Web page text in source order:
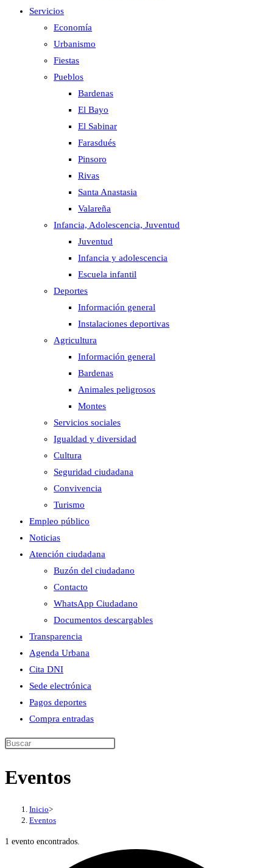
Servicios
Economía
Urbanismo
Fiestas
Pueblos
Bardenas
El Bayo
El Sabinar
Farasdués
Pinsoro
Rivas
Santa Anastasia
Valareña
Infancia, Adolescencia, Juventud
Juventud
Infancia y adolescencia
Escuela infantil
Deportes
Información general
Instalaciones deportivas
Agricultura
Información general
Bardenas
Animales peligrosos
Montes
Servicios sociales
Igualdad y diversidad
Cultura
Seguridad ciudadana
Convivencia
Turismo
Empleo público
Noticias
Atención ciudadana
Buzón del ciudadano
Contacto
WhatsApp Ciudadano
Documentos descargables
Transparencia
Agenda Urbana
Cita DNI
Sede electrónica
Pagos deportes
Compra entradas
Buscar
esta
Eventos
Inicio>
Eventos
1 evento encontrados.